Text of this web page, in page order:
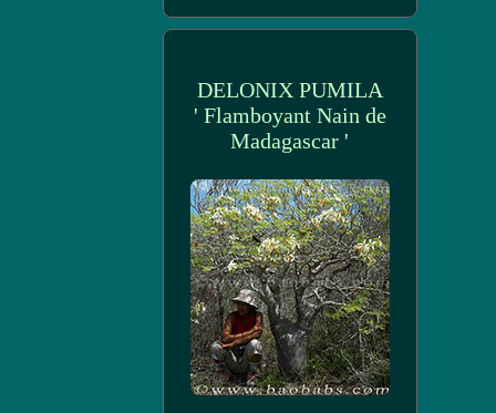
DELONIX PUMILA
' Flamboyant Nain de
Madagascar '